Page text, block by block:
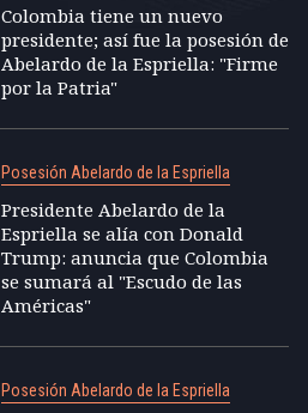
Colombia tiene un nuevo
presidente; así fue la posesión de
Abelardo de la Espriella: "Firme
por la Patria"
Posesión Abelardo de la Espriella
Presidente Abelardo de la
Espriella se alía con Donald
Trump: anuncia que Colombia
se sumará al "Escudo de las
Américas"
Posesión Abelardo de la Espriella